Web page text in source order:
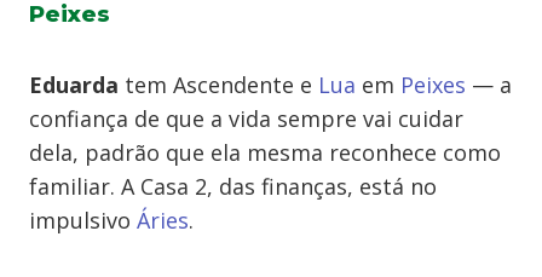
Peixes
Eduarda tem Ascendente e Lua em Peixes — a
confiança de que a vida sempre vai cuidar
dela, padrão que ela mesma reconhece como
familiar. A Casa 2, das finanças, está no
impulsivo Áries.